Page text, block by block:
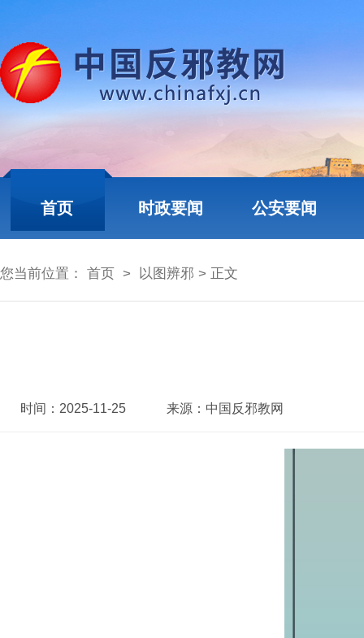
首页 时政要闻 公安要闻
您当前位置： 首页 > 以图辨邪 > 正文
时间： 2025-11-25 来源： 中国反邪教网